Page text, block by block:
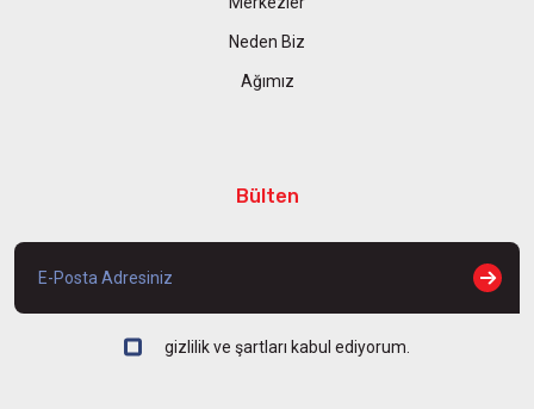
Neden Biz
Ağımız
Bülten
gizlilik ve şartları kabul ediyorum.